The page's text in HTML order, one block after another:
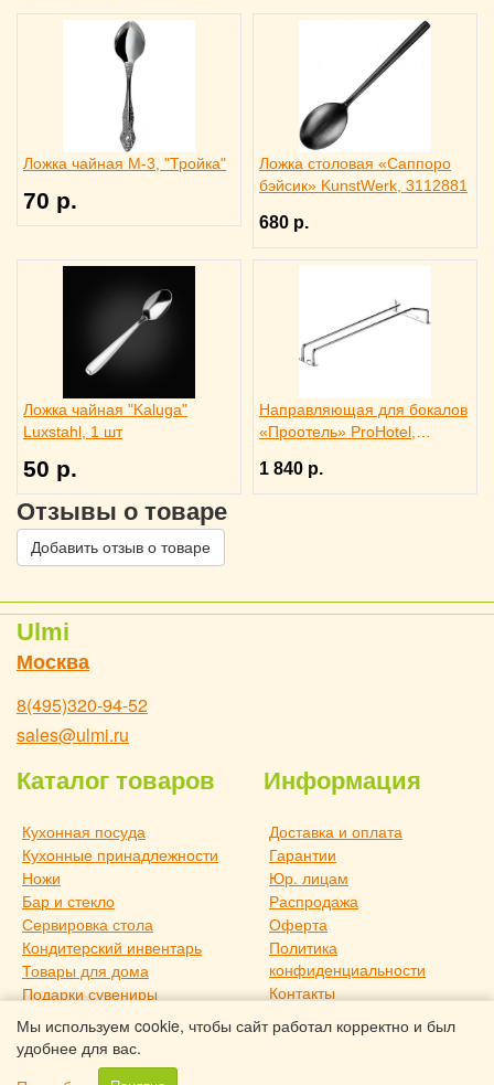
Мы используем cookie, чтобы сайт работал корректно и был
удобнее для вас.
Ложка чайная М-3, "Тройка"
70 р.
Ложка столовая «Саппоро
бэйсик» KunstWerk, 3112881
680 р.
Ложка чайная "Kaluga"
Luxstahl, 1 шт
50 р.
Направляющая для бокалов
«Проотель» ProHotel,
1 840 р.
Отзывы о товаре
Добавить отзыв о товаре
Ulmi
Москва
8(495)320-94-52
sales@ulmi.ru
Каталог товаров
Кухонная посуда
Кухонные принадлежности
Ножи
Бар и стекло
Сервировка стола
Кондитерский инвентарь
Товары для дома
Подарки сувениры
Дача и отдых
Новое поступление
Товары для дома TouchLife
Информация
Доставка и оплата
Гарантии
Юр. лицам
Распродажа
Оферта
Политика
конфиденциальности
Контакты
О компании
Статьи